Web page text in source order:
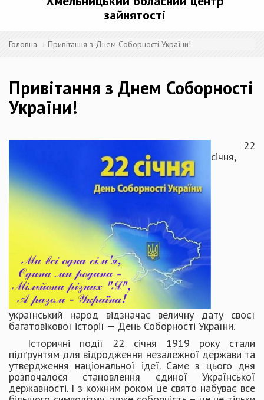
зайнятості
Головна Привітання з Днем Соборності України!
Привітання з Днем Соборності
України!
22
січня,
український народ відзначає величну дату своєї
багатовікової історії — День Соборності України.
Історичні події 22 січня 1919 року стали
підґрунтям для відродження незалежної держави та
утвердження національної ідеї. Саме з цього дня
розпочалося становлення єдиної Української
державності. І з кожним роком це свято набуває все